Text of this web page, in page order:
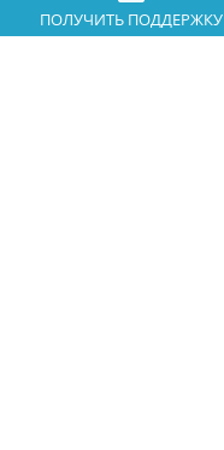
ПОЛУЧИТЬ ПОДДЕРЖКУ